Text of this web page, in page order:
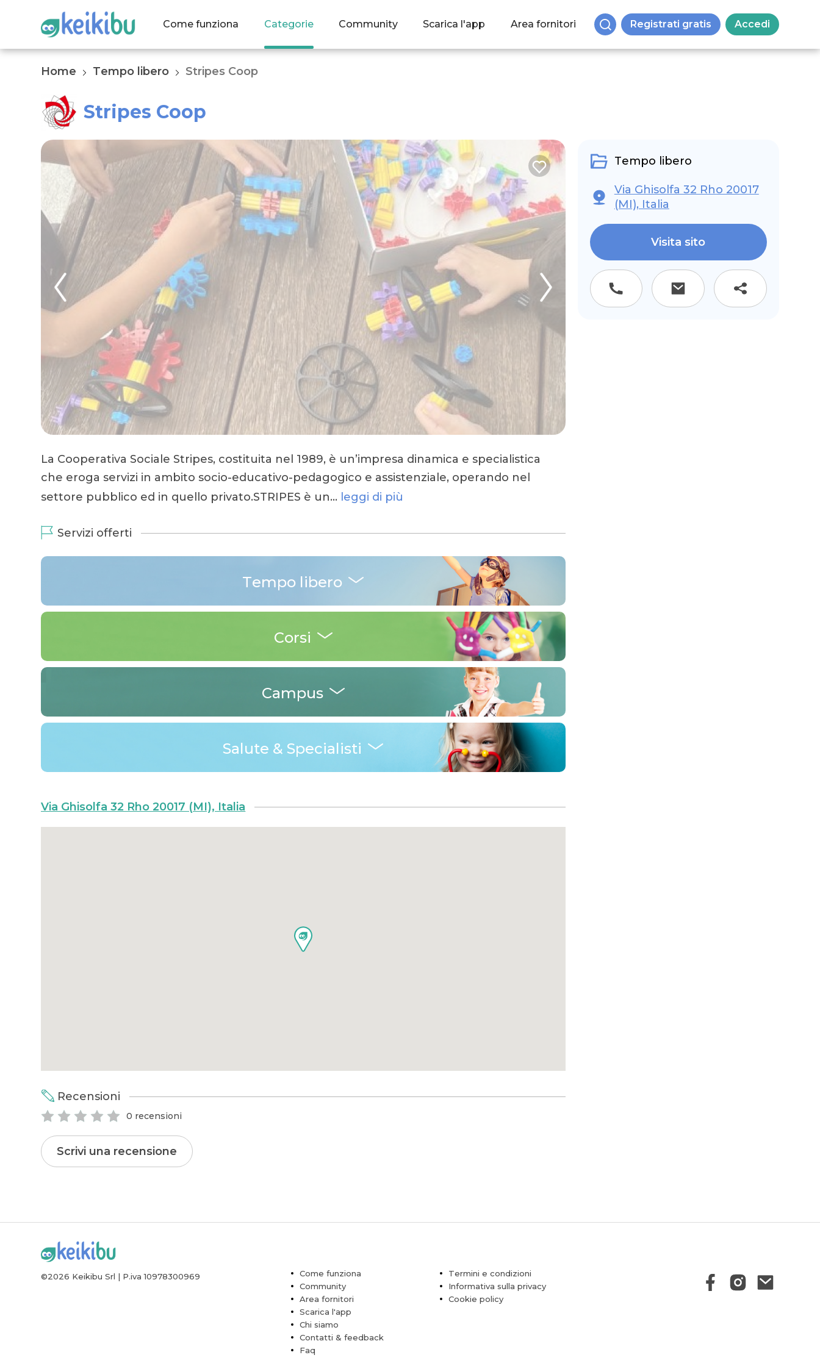
Come funziona Categorie Community Scarica l'app Area fornitori Registrati gratis Accedi
Home Tempo libero Stripes Coop
Stripes Coop
La Cooperativa Sociale Stripes, costituita nel 1989, è un’impresa dinamica e specialistica
che eroga servizi in ambito socio-educativo-pedagogico e assistenziale, operando nel
settore pubblico ed in quello privato.STRIPES è un… leggi di più
Servizi offerti
Tempo libero
Corsi
Campus
Salute & Specialisti
Via Ghisolfa 32 Rho 20017 (MI), Italia
Recensioni
0 recensioni
Scrivi una recensione
Tempo libero
Via Ghisolfa 32 Rho 20017
(MI), Italia
Visita sito
©2026 Keikibu Srl | P.iva 10978300969
Come funziona
Community
Area fornitori
Scarica l'app
Chi siamo
Contatti & feedback
Faq
Termini e condizioni
Informativa sulla privacy
Cookie policy